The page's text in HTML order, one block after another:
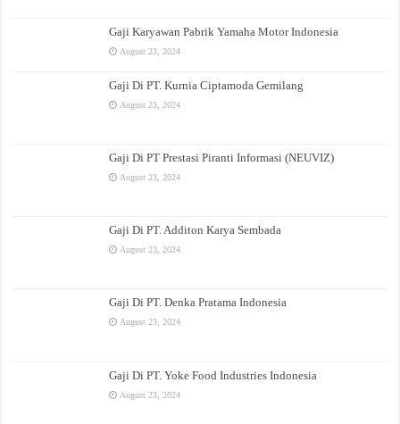
Gaji Karyawan Pabrik Yamaha Motor Indonesia
August 23, 2024
Gaji Di PT. Kurnia Ciptamoda Gemilang
August 23, 2024
Gaji Di PT Prestasi Piranti Informasi (NEUVIZ)
August 23, 2024
Gaji Di PT. Additon Karya Sembada
August 23, 2024
Gaji Di PT. Denka Pratama Indonesia
August 23, 2024
Gaji Di PT. Yoke Food Industries Indonesia
August 23, 2024